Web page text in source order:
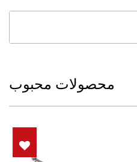
محصولات محبوب